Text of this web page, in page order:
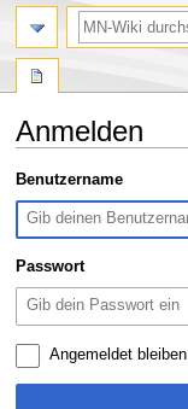
Anmelden
Zur
Navigation
springen
Zur
Suche
springen
Benutzername
Passwort
Angemeldet bleiben
Suche